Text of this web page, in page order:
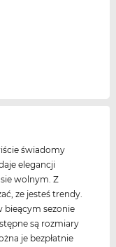
świadomy
elegancji
wolnym. Z
ze jesteś trendy.
bieącym sezonie
są rozmiary
je bezpłatnie